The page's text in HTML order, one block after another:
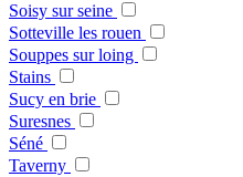
Soisy sur seine
Sotteville les rouen
Souppes sur loing
Stains
Sucy en brie
Suresnes
Séné
Taverny